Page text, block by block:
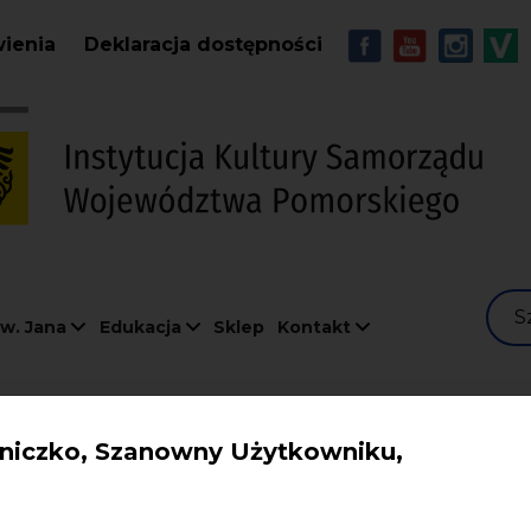
Szanowny Użytkowniku,
Deklaracja dostępności MENU -
Jana Edukacja Sklep Kontakt